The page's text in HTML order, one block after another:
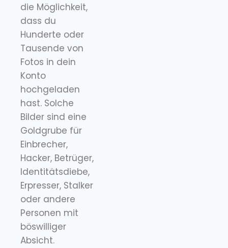
die Möglichkeit,
dass du
Hunderte oder
Tausende von
Fotos in dein
Konto
hochgeladen
hast. Solche
Bilder sind eine
Goldgrube für
Einbrecher,
Hacker, Betrüger,
Identitätsdiebe,
Erpresser, Stalker
oder andere
Personen mit
böswilliger
Absicht.